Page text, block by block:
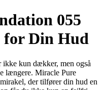
055
for Din Hud
ikke kun dækker, men også
længere. Miracle Pure
der tilfører din hud en